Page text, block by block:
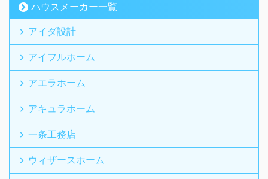
ハウスメーカー一覧
アイダ設計
アイフルホーム
アエラホーム
アキュラホーム
一条工務店
ウィザースホーム